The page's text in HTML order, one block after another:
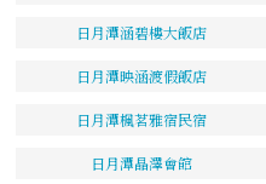
日月潭涵碧樓大飯店
日月潭映涵渡假飯店
日月潭楓茗雅宿民宿
日月潭晶澤會館